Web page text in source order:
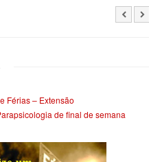
Férias – Extensão
de final de semana